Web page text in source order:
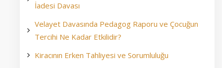
İadesi Davası
Velayet Davasında Pedagog Raporu ve Çocuğun
Tercihi Ne Kadar Etkilidir?
Kiracının Erken Tahliyesi ve Sorumluluğu